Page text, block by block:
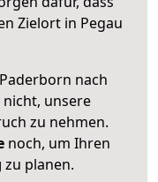
Zielort in Pegau
nach
nicht, unsere
zu nehmen.
noch, um Ihren
zu planen.